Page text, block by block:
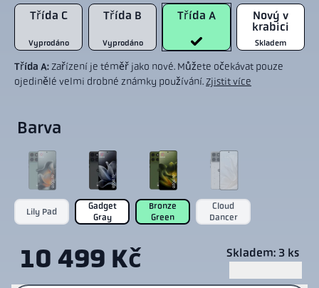
Třída C
Vyprodáno
Třída B
Vyprodáno
Třída A
Nový v
krabici
Skladem
Třída A: Zařízení je téměř jako nové. Můžete očekávat pouze
ojedinělé velmi drobné známky používání. Zjistit více
Barva
Lily Pad
Gadget
Gray
Bronze
Green
Cloud
Dancer
10 499 Kč Skladem: 3 ks